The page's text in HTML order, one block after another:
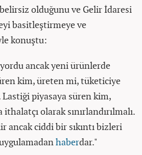
olduğunu ve Gelir İdaresi
basitleştirmeye ve
konuştu:
ancak yeni ürünlerde
kim, üreten mi, tüketiciye
piyasaya süren kim,
olarak sınırlandırılmalı.
ancak ciddi bir sıkıntı bizleri
haberdar."